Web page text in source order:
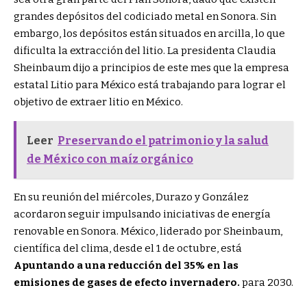
grandes depósitos del codiciado metal en Sonora. Sin
embargo, los depósitos están situados en arcilla, lo que
dificulta la extracción del litio. La presidenta Claudia
Sheinbaum dijo a principios de este mes que la empresa
estatal Litio para México está trabajando para lograr el
objetivo de extraer litio en México.
Leer Preservando el patrimonio y la salud
de México con maíz orgánico
En su reunión del miércoles, Durazo y González
acordaron seguir impulsando iniciativas de energía
renovable en Sonora. México, liderado por Sheinbaum,
científica del clima, desde el 1 de octubre, está
Apuntando a una reducción del 35% en las
emisiones de gases de efecto invernadero. para 2030.